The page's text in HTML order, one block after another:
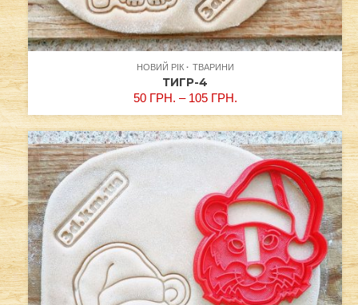
НОВИЙ РІК ТВАРИНИ
ТИГР-4
50 ГРН. – 105 ГРН.